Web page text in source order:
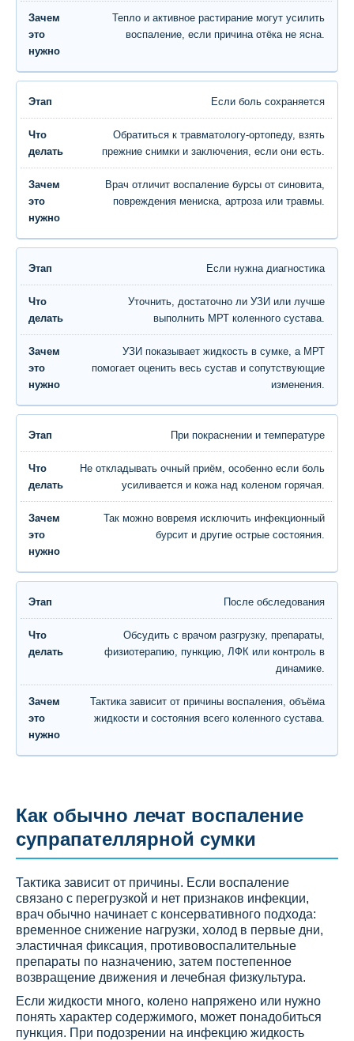
Тепло и активное растирание могут усилить
воспаление, если причина отёка не ясна.
Если боль сохраняется
Обратиться к травматологу-ортопеду, взять
прежние снимки и заключения, если они есть.
Врач отличит воспаление бурсы от синовита,
повреждения мениска, артроза или травмы.
Если нужна диагностика
Уточнить, достаточно ли УЗИ или лучше
выполнить МРТ коленного сустава.
УЗИ показывает жидкость в сумке, а МРТ
помогает оценить весь сустав и сопутствующие
изменения.
При покраснении и температуре
Не откладывать очный приём, особенно если боль
усиливается и кожа над коленом горячая.
Так можно вовремя исключить инфекционный
бурсит и другие острые состояния.
После обследования
Обсудить с врачом разгрузку, препараты,
физиотерапию, пункцию, ЛФК или контроль в
динамике.
Тактика зависит от причины воспаления, объёма
жидкости и состояния всего коленного сустава.
Как обычно лечат воспаление
супрапателлярной сумки
Тактика зависит от причины. Если воспаление
связано с перегрузкой и нет признаков инфекции,
врач обычно начинает с консервативного подхода:
временное снижение нагрузки, холод в первые дни,
эластичная фиксация, противовоспалительные
препараты по назначению, затем постепенное
возвращение движения и лечебная физкультура.
Если жидкости много, колено напряжено или нужно
понять характер содержимого, может понадобиться
пункция. При подозрении на инфекцию жидкость